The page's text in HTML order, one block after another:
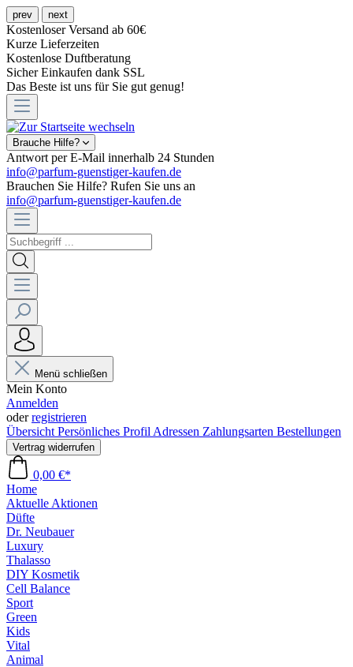
prev next
Kostenloser Versand ab 60€
Kurze Lieferzeiten
Kostenlose Duftberatung
Sicher Einkaufen dank SSL
Das Beste ist uns für Sie gut genug!
Brauche Hilfe?
Antwort per E-Mail innerhalb 24 Stunden
info@parfum-guenstiger-kaufen.de
Brauchen Sie Hilfe? Rufen Sie uns an
info@parfum-guenstiger-kaufen.de
Menü schließen
Mein Konto
Anmelden
oderregistrieren
Übersicht Persönliches Profil Adressen Zahlungsarten Bestellungen
Vertrag widerrufen
0,00 €*
Home
Aktuelle Aktionen
Düfte
Dr. Neubauer
Luxury
Thalasso
DIY Kosmetik
Cell Balance
Sport
Green
Kids
Vital
Animal